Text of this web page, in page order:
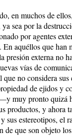
en muchos de
sea por la
por agentes
aquéllos que han
presión externa no
vías de
no considera
de ejidos y
muy pronto quizá
productos, y ahora
estereotipos, el
que son objeto